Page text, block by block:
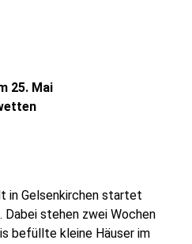
25. Mai
in Gelsenkirchen startet
stehen zwei Wochen
befüllte kleine Häuser im